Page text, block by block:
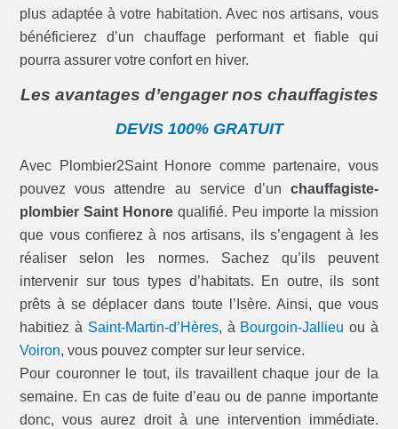
plus adaptée à votre habitation. Avec nos artisans, vous
bénéficierez d’un chauffage performant et fiable qui
pourra assurer votre confort en hiver.
Les avantages d’engager nos chauffagistes
DEVIS 100% GRATUIT
Avec Plombier2Saint Honore comme partenaire, vous
pouvez vous attendre au service d’un chauffagiste-
plombier Saint Honore qualifié. Peu importe la mission
que vous confierez à nos artisans, ils s’engagent à les
réaliser selon les normes. Sachez qu’ils peuvent
intervenir sur tous types d’habitats. En outre, ils sont
prêts à se déplacer dans toute l’Isère. Ainsi, que vous
habitiez à Saint-Martin-d’Hères, à Bourgoin-Jallieu ou à
Voiron, vous pouvez compter sur leur service.
Pour couronner le tout, ils travaillent chaque jour de la
semaine. En cas de fuite d’eau ou de panne importante
donc, vous aurez droit à une intervention immédiate.